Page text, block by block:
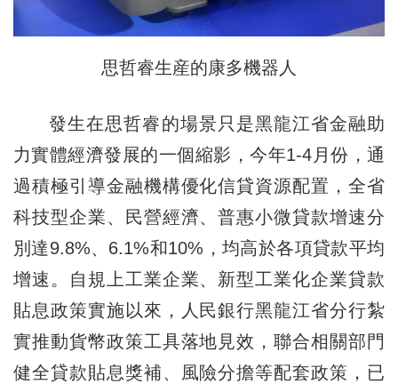
思哲睿生産的康多機器人
發生在思哲睿的場景只是黑龍江省金融助
力實體經濟發展的一個縮影，今年1-4月份，通
過積極引導金融機構優化信貸資源配置，全省
科技型企業、民營經濟、普惠小微貸款增速分
別達9.8%、6.1%和10%，均高於各項貸款平均
增速。自規上工業企業、新型工業化企業貸款
貼息政策實施以來，人民銀行黑龍江省分行紮
實推動貨幣政策工具落地見效，聯合相關部門
健全貸款貼息獎補、風險分擔等配套政策，已